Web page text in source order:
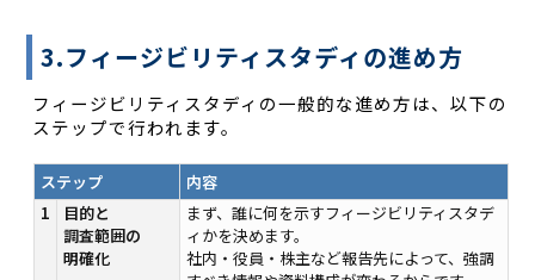
3.フィージビリティスタディの進め方
フィージビリティスタディの一般的な進め方は、以下の
ステップで行われます。
ステップ
内容
1
目的と
調査範囲の
明確化
まず、誰に何を示すフィージビリティスタデ
ィかを決めます。
社内・役員・株主など報告先によって、強調